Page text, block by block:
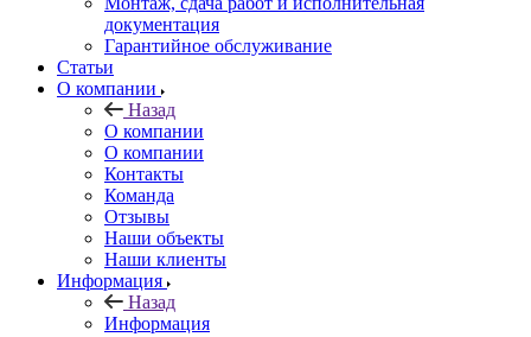
документация
Гарантийное обслуживание
Статьи
О компании
Назад
О компании
О компании
Контакты
Команда
Отзывы
Наши объекты
Наши клиенты
Информация
Назад
Информация